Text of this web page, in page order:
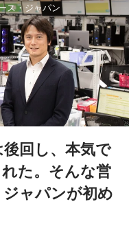
ス・ジャパン
回し、本気で
た。そんな営
ャパンが初め